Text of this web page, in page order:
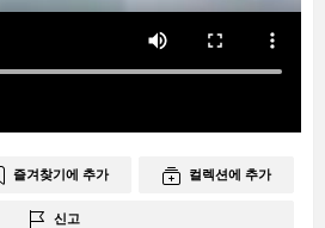
즐겨찾기에 추가 컬렉션에 추가
신고